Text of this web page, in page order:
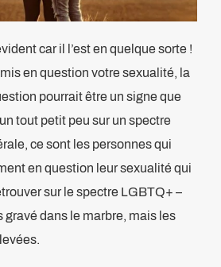
car il l’est en quelque sorte !
en question votre sexualité, la
pourrait être un signe que
tout petit peu sur un spectre
ce sont les personnes qui
en question leur sexualité qui
sur le spectre LGBTQ+ –
gravé dans le marbre, mais les